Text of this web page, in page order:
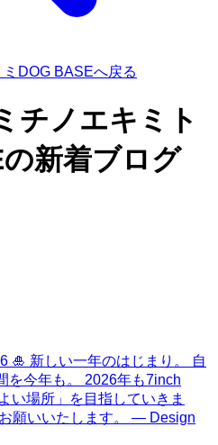
DOG BASEへ戻る
チノエキミト
新着ブログ
🎍 新しい一年のはじまり。 自
を今年も。 2026年も7inch
い場所」を目指していきま
願いいたします。 — Design